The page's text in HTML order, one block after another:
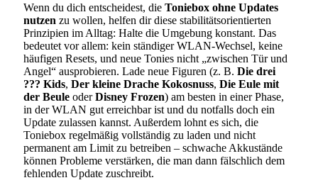
Wenn du dich entscheidest, die Toniebox ohne Updates
nutzen zu wollen, helfen dir diese stabilitätsorientierten
Prinzipien im Alltag: Halte die Umgebung konstant. Das
bedeutet vor allem: kein ständiger WLAN-Wechsel, keine
häufigen Resets, und neue Tonies nicht „zwischen Tür und
Angel“ ausprobieren. Lade neue Figuren (z. B. Die drei
??? Kids, Der kleine Drache Kokosnuss, Die Eule mit
der Beule oderDisney Frozen) am besten in einer Phase,
in der WLAN gut erreichbar ist und du notfalls doch ein
Update zulassen kannst. Außerdem lohnt es sich, die
Toniebox regelmäßig vollständig zu laden und nicht
permanent am Limit zu betreiben – schwache Akkustände
können Probleme verstärken, die man dann fälschlich dem
fehlenden Update zuschreibt.